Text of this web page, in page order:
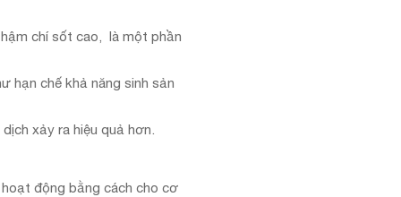
chí sốt cao, là một phần
hạn chế khả năng sinh sản
xảy ra hiệu quả hơn.
động bằng cách cho cơ